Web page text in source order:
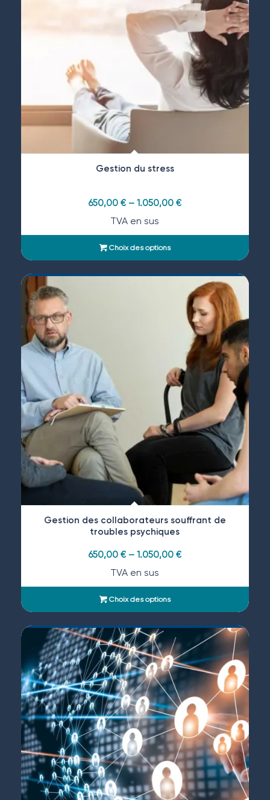
Gestion du stress
650,00 €– 1.050,00 €
TVA en sus
Choix des options
Gestion des collaborateurs souffrant de
troubles psychiques
650,00 €– 1.050,00 €
TVA en sus
Choix des options